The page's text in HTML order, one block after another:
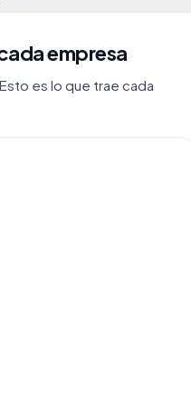
empresa
es lo que trae cada